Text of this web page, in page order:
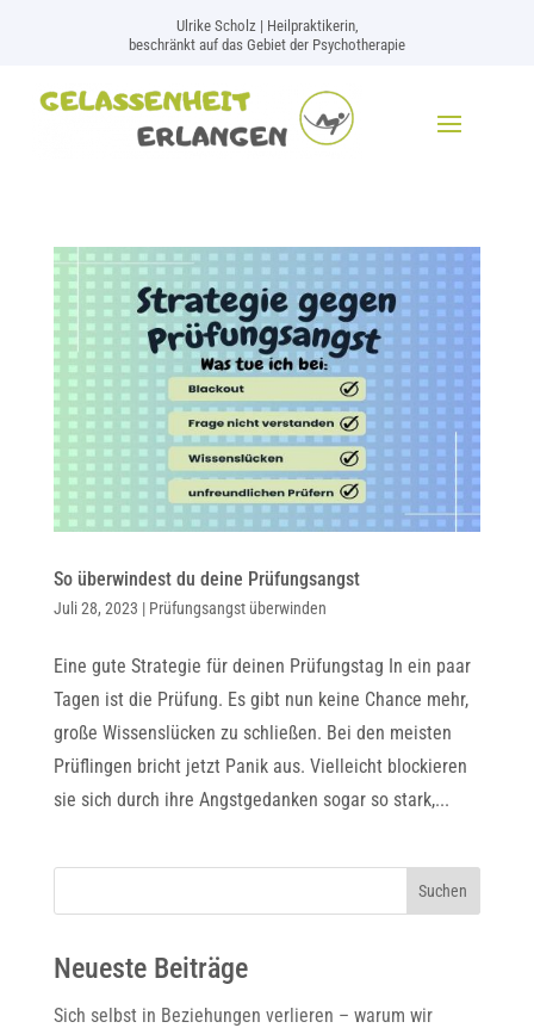
Ulrike Scholz | Heilpraktikerin,
beschränkt auf das Gebiet der Psychotherapie
So überwindest du deine Prüfungsangst
Juli 28, 2023 | Prüfungsangst überwinden
Eine gute Strategie für deinen Prüfungstag In ein paar
Tagen ist die Prüfung. Es gibt nun keine Chance mehr,
große Wissenslücken zu schließen. Bei den meisten
Prüflingen bricht jetzt Panik aus. Vielleicht blockieren
sie sich durch ihre Angstgedanken sogar so stark,...
Suchen
Neueste Beiträge
Sich selbst in Beziehungen verlieren – warum wir